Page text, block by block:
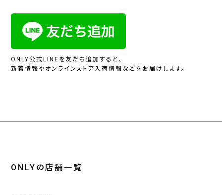
ONLY公式LINEを友だち追加すると、
新着情報やオンラインストア入荷情報などをお届けします。
ONLYの店舗一覧